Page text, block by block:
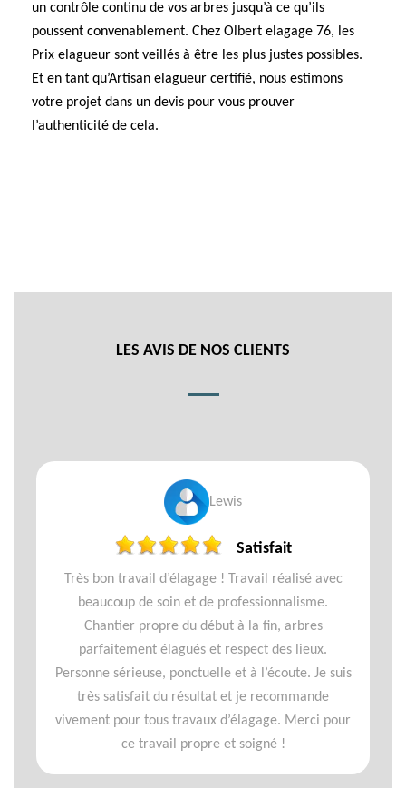
un contrôle continu de vos arbres jusqu’à ce qu’ils
poussent convenablement. Chez Olbert elagage 76, les
Prix elagueur sont veillés à être les plus justes possibles.
Et en tant qu’Artisan elagueur certifié, nous estimons
votre projet dans un devis pour vous prouver
l’authenticité de cela.
LES AVIS DE NOS CLIENTS
Lewis
Satisfait
Très bon travail d’élagage ! Travail réalisé avec
beaucoup de soin et de professionnalisme.
Chantier propre du début à la fin, arbres
parfaitement élagués et respect des lieux.
Personne sérieuse, ponctuelle et à l’écoute. Je suis
très satisfait du résultat et je recommande
vivement pour tous travaux d’élagage. Merci pour
ce travail propre et soigné !